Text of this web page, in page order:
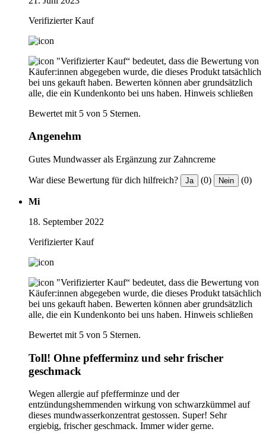
Verifizierter Kauf
"Verifizierter Kauf“ bedeutet, dass die Bewertung von
Käufer:innen abgegeben wurde, die dieses Produkt tatsächlich
bei uns gekauft haben. Bewerten können aber grundsätzlich
alle, die ein Kundenkonto bei uns haben. Hinweis schließen
Bewertet mit 5 von 5 Sternen.
Angenehm
Gutes Mundwasser als Ergänzung zur Zahncreme
War diese Bewertung für dich hilfreich? Ja (0) Nein (0)
Mi
18. September 2022
Verifizierter Kauf
"Verifizierter Kauf“ bedeutet, dass die Bewertung von
Käufer:innen abgegeben wurde, die dieses Produkt tatsächlich
bei uns gekauft haben. Bewerten können aber grundsätzlich
alle, die ein Kundenkonto bei uns haben. Hinweis schließen
Bewertet mit 5 von 5 Sternen.
Toll! Ohne pfefferminz und sehr frischer
geschmack
Wegen allergie auf pfefferminze und der
entzündungshemmenden wirkung von schwarzkümmel auf
dieses mundwasserkonzentrat gestossen. Super! Sehr
ergiebig, frischer geschmack. Immer wider gerne.